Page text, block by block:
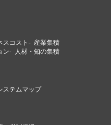
スコスト
産業集積
ン 人材・知の集積
ステムマップ